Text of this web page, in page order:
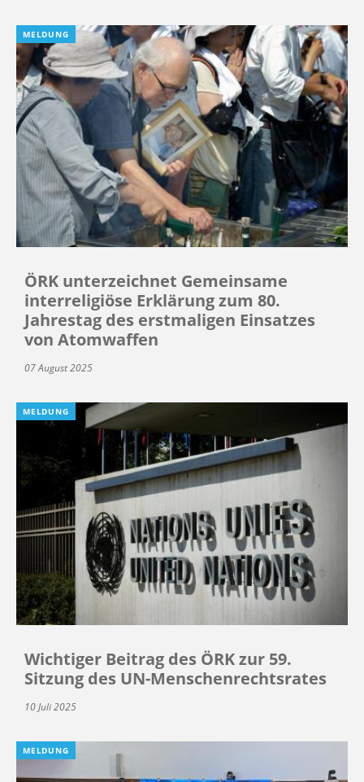
MELDUNG
ÖRK unterzeichnet Gemeinsame
interreligiöse Erklärung zum 80.
Jahrestag des erstmaligen Einsatzes
von Atomwaffen
07 August 2025
MELDUNG
Wichtiger Beitrag des ÖRK zur 59.
Sitzung des UN-Menschenrechtsrates
10 Juli 2025
MELDUNG